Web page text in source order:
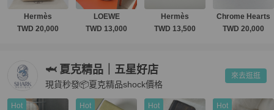
Hermès
TWD 20,000
LOEWE
TWD 13,000
Hermès
TWD 13,500
Chrome Hearts
TWD 20,000
🦈 夏克精品｜五星好店
現貨秒發📦夏克精品shock價格
來去逛逛
Hot Hot Hot Hot